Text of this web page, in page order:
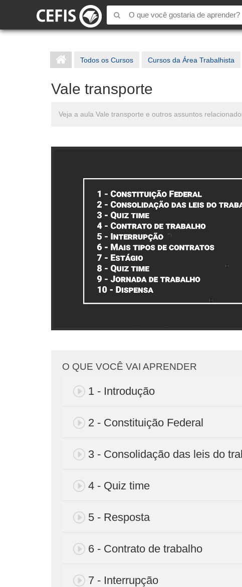
Todos os Cursos Cursos da Área Trabalhista
Vale transporte
Veja a aula Vale transporte e outros assuntos
O QUE VOCÊ VAI APRENDER
1 - Introdução
2 - Constituição Federal
3 - Consolidação das leis do
4 - Quiz time
5 - Resposta
6 - Contrato de trabalho
7 - Interrupção